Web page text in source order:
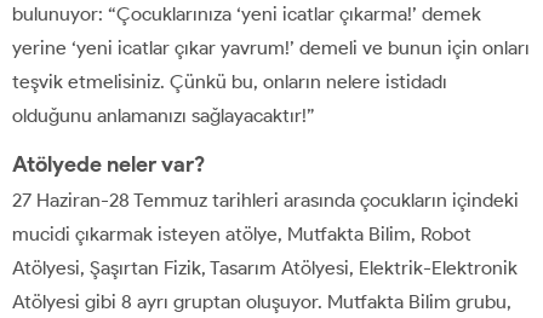
bulunuyor: “Çocuklarınıza ‘yeni icatlar çıkarma!’ demek
yerine ‘yeni icatlar çıkar yavrum!’ demeli ve bunun için onları
teşvik etmelisiniz. Çünkü bu, onların nelere istidadı
olduğunu anlamanızı sağlayacaktır!”
Atölyede neler var?
27 Haziran-28 Temmuz tarihleri arasında çocukların içindeki
mucidi çıkarmak isteyen atölye, Mutfakta Bilim, Robot
Atölyesi, Şaşırtan Fizik, Tasarım Atölyesi, Elektrik-Elektronik
Atölyesi gibi 8 ayrı gruptan oluşuyor. Mutfakta Bilim grubu,